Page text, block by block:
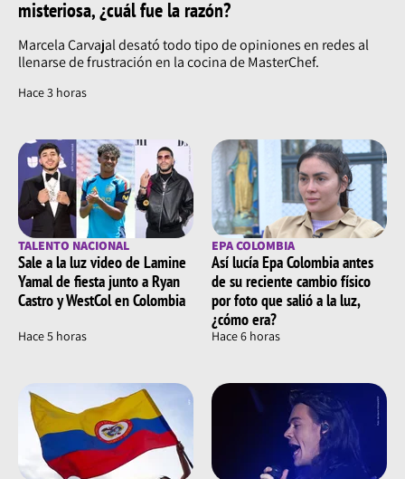
misteriosa, ¿cuál fue la razón?
Marcela Carvajal desató todo tipo de opiniones en redes al
llenarse de frustración en la cocina de MasterChef.
Hace 3 horas
TALENTO NACIONAL
Sale a la luz video de Lamine
Yamal de fiesta junto a Ryan
Castro y WestCol en Colombia
Hace 5 horas
EPA COLOMBIA
Así lucía Epa Colombia antes
de su reciente cambio físico
por foto que salió a la luz,
¿cómo era?
Hace 6 horas